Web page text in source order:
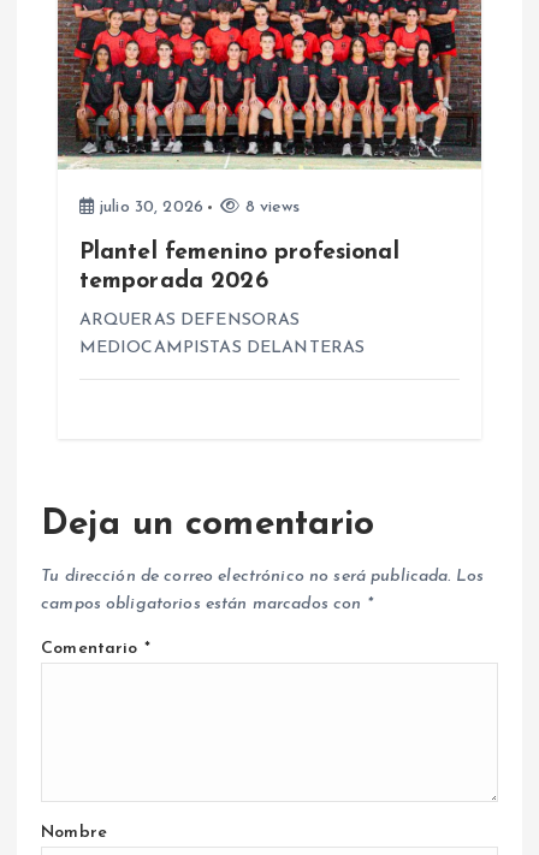
julio 30, 2026 8 views
Plantel femenino profesional
temporada 2026
ARQUERAS DEFENSORAS
MEDIOCAMPISTAS DELANTERAS
Deja un comentario
Tu dirección de correo electrónico no será publicada. Los
campos obligatorios están marcados con *
Comentario *
Nombre